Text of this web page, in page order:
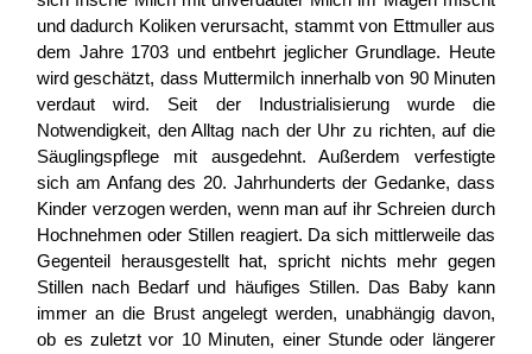
und dadurch Koliken verursacht, stammt von Ettmuller aus
dem Jahre 1703 und entbehrt jeglicher Grundlage. Heute
wird geschätzt, dass Muttermilch innerhalb von 90 Minuten
verdaut wird. Seit der Industrialisierung wurde die
Notwendigkeit, den Alltag nach der Uhr zu richten, auf die
Säuglingspflege mit ausgedehnt. Außerdem verfestigte
sich am Anfang des 20. Jahrhunderts der Gedanke, dass
Kinder verzogen werden, wenn man auf ihr Schreien durch
Hochnehmen oder Stillen reagiert. Da sich mittlerweile das
Gegenteil herausgestellt hat, spricht nichts mehr gegen
Stillen nach Bedarf und häufiges Stillen. Das Baby kann
immer an die Brust angelegt werden, unabhängig davon,
ob es zuletzt vor 10 Minuten, einer Stunde oder längerer